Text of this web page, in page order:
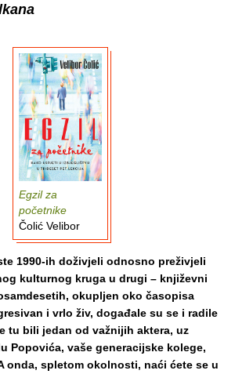
Egzil za
početnike
Čolić Velibor
1990-ih doživjeli odnosno preživjeli
kulturnog kruga u drugi – književni
okupljen oko časopisa
i vrlo živ, događale su se i radile
tu bili jedan od važnijih aktera, uz
Popovića, vaše generacijske kolege,
onda, spletom okolnosti, naći ćete se u